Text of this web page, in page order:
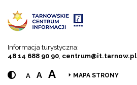
Informacja turystyczna:
48 14 688 90 90 centrum@it.tarnow.pl
A A A MAPA STRONY